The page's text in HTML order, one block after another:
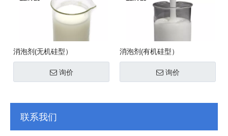
消泡剂(无机硅型）
询价
消泡剂(有机硅型）
询价
联系我们